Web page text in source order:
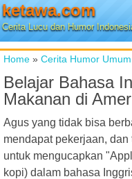
ketawa.com
Cerita Lucu dan Humor
Home » Cerita Humor Umum
Belajar Bahasa
Makanan di
Agus yang tidak bisa
mendapat pekerjaan,
untuk mengucapkan
kopi) dalam bahasa